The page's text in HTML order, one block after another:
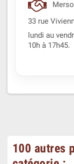
33 rue
lundi au
10h à 17h45.
100 autres